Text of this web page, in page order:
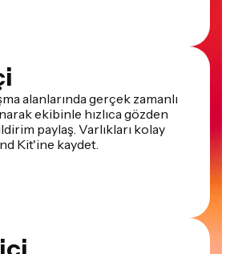
alanlarında gerçek zamanlı
ekibinle hızlıca gözden
paylaş. Varlıkları kolay
Kit'ine kaydet.